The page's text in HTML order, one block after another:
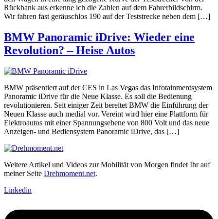
Rückbank aus erkenne ich die Zahlen auf dem Fahrerbildschirm.
Wir fahren fast geräuschlos 190 auf der Teststrecke neben dem […]
BMW Panoramic iDrive: Wieder eine
Revolution? – Heise Autos
BMW präsentiert auf der CES in Las Vegas das Infotainmentsystem
Panoramic iDrive für die Neue Klasse. Es soll die Bedienung
revolutionieren. Seit einiger Zeit bereitet BMW die Einführung der
Neuen Klasse auch medial vor. Vereint wird hier eine Plattform für
Elektroautos mit einer Spannungsebene von 800 Volt und das neue
Anzeigen- und Bediensystem Panoramic iDrive, das […]
Weitere Artikel und Videos zur Mobilität von Morgen findet Ihr auf
meiner Seite Drehmoment.net.
Linkedin